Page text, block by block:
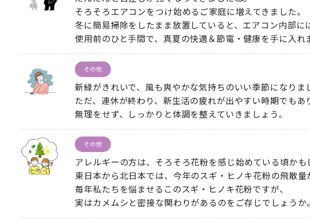
そろそろエアコンをつけ始めるご家庭に増えてきました。
冬に簡易掃除をしたまま放置していると、エアコン内部に
使用前のひと手間で、真夏の快適＆節電・健康を手に入れ
その他
新緑がきれいで、風も爽やかな気持ちのいい季節になりま
ただ、連休が終わり、新生活の疲れが出やすい時期でもあ
無理をせず、しっかりと体調を整えていきましょう。
その他
アレルギーの方は、そろそろ花粉を感じ始めている頃かも
東日本から北日本では、今年のスギ・ヒノキ花粉の飛散
毎年私たちを悩ませるこのスギ・ヒノキ花粉ですが、
実はカメムシと密接な関わりがあるのをご存じでしょうか。